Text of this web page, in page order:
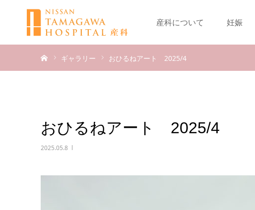
産科について 妊娠
ギャラリー おひるねアート 2025/4
おひるねアート 2025/4
2025.05.8